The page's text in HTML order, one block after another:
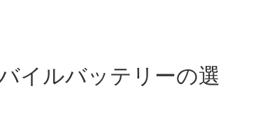
イルバッテリーの選